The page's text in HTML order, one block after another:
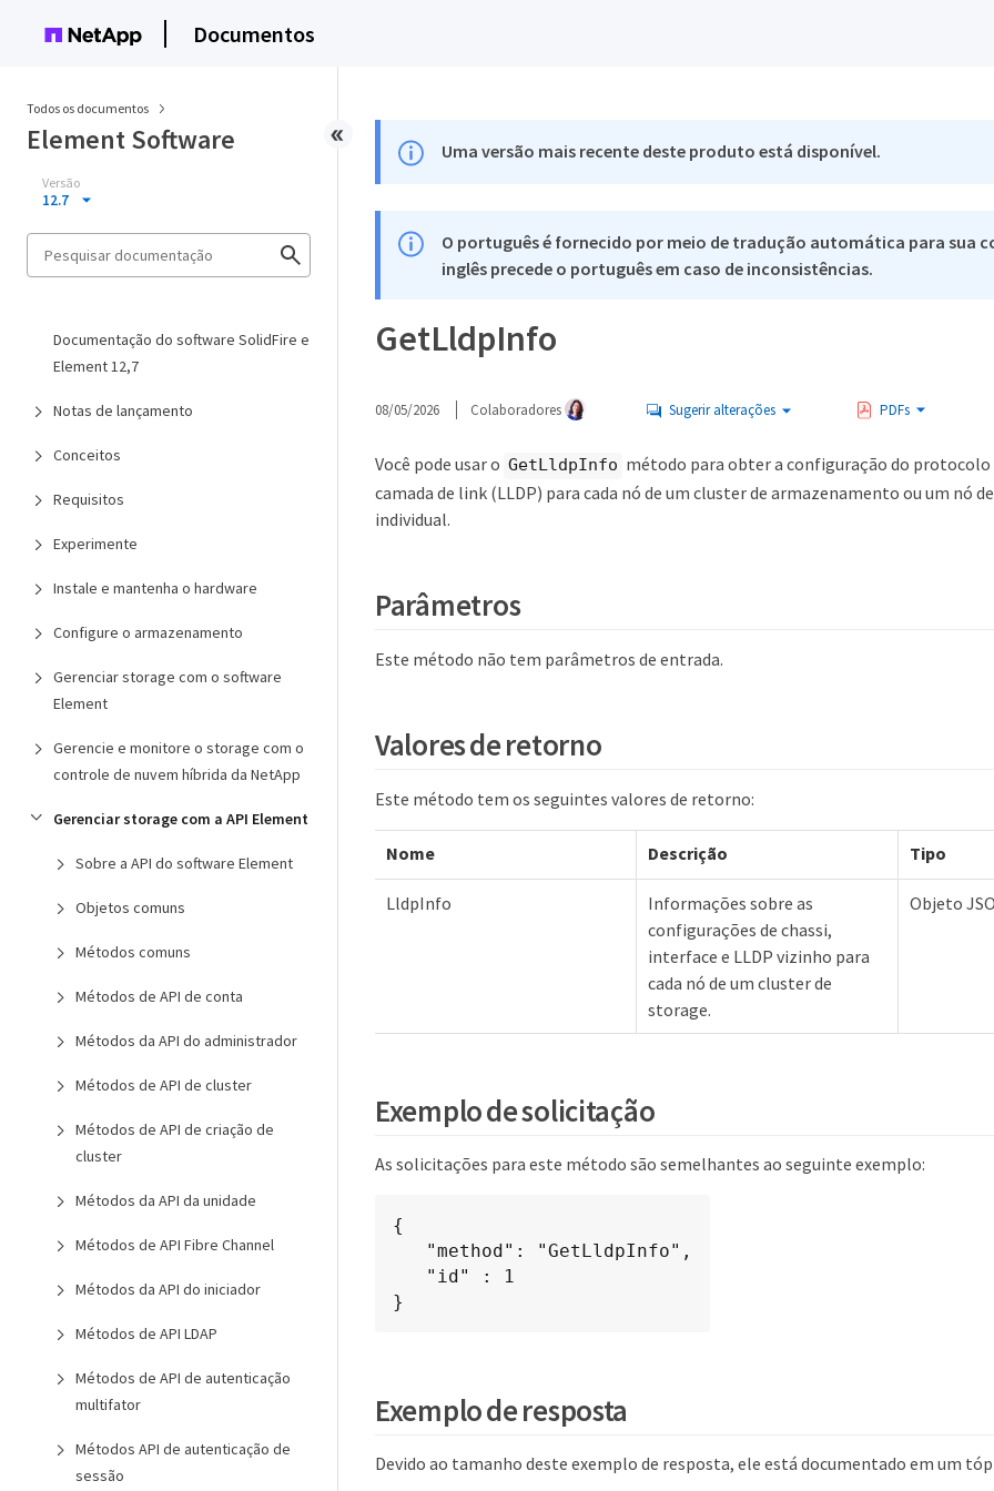
Documentos
Todos os documentos
Element Software
Versão
12.7
Documentação do software SolidFire e
Element 12,7
Notas de lançamento
Conceitos
Requisitos
Experimente
Instale e mantenha o hardware
Configure o armazenamento
Gerenciar storage com o software
Element
Gerencie e monitore o storage com o
controle de nuvem híbrida da NetApp
Gerenciar storage com a API Element
Sobre a API do software Element
Objetos comuns
Métodos comuns
Métodos de API de conta
Métodos da API do administrador
Métodos de API de cluster
Métodos de API de criação de
cluster
Métodos da API da unidade
Métodos de API Fibre Channel
Métodos da API do iniciador
Métodos de API LDAP
Métodos de API de autenticação
multifator
Métodos API de autenticação de
sessão
Uma versão mais recente deste produto está disponível.
O português é fornecido por meio de tradução automática para sua
inglês precede o português em caso de inconsistências.
GetLldpInfo
08/05/2026 Colaboradores Sugerir alterações PDFs
Você pode usar o GetLldpInfo método para obter a configuração do protocolo
camada de link (LLDP) para cada nó de um cluster de armazenamento ou um nó
individual.
Parâmetros
Este método não tem parâmetros de entrada.
Valores de retorno
Este método tem os seguintes valores de retorno:
Nome Descrição Tipo
LldpInfo
Informações sobre as
configurações de chassi,
interface e LLDP vizinho para
cada nó de um cluster de
storage.
Objeto
Exemplo de solicitação
As solicitações para este método são semelhantes ao seguinte exemplo:
{
}
Exemplo de resposta
Devido ao tamanho deste exemplo de resposta, ele está documentado em um